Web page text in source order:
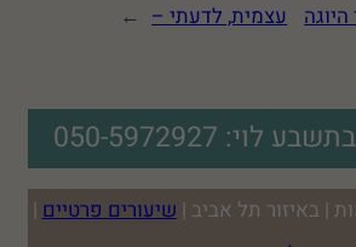
עצמית, לדעתי – →
050-5972927
| באיזור תל אביב |שיעורים פרטיים|